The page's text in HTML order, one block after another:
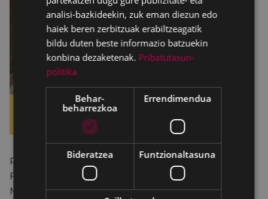
Pagatxa emakumeen elkarteak martxoko Zine
Forum saiora gonbidatzen gaitu, Jocelyn Denise
Moorhouse zuzendariarenLa Modistafilmarekin.
analisi-bazkideekin, zuk eman diezun edo
haiek beren zerbitzuak erabiltzeagatik
bildu duten beste informazio batzuekin
konbina dezaketenak. Pribatutasun-
politika
Behar-
beharrezkoa
Errendimendua
Bideratzea Funtzionaltasuna